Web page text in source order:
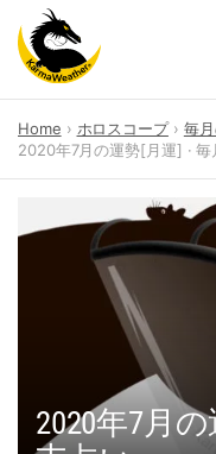
content
Home ホロスコープ
毎
2020年7月の運勢[月運] · 毎
2020年7月